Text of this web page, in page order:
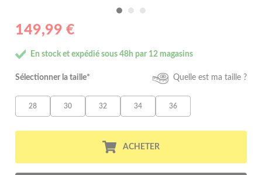
149,99 €
En stock et expédié sous 48h par 12 magasins
Sélectionner la taille* Quelle est ma taille ?
28 30 32 34 36
ACHETER